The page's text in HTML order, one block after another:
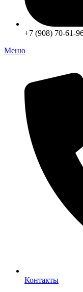
+7 (908) 70-61-
Меню
Контакты